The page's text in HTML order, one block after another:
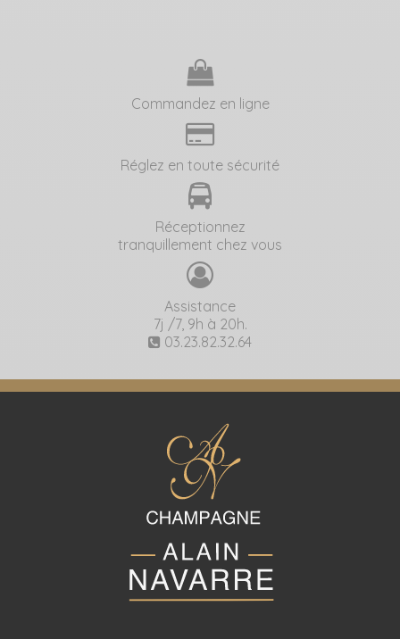
Commandez en ligne
Réglez en toute sécurité
Réceptionnez
tranquillement chez vous
Assistance
7j /7, 9h à 20h.
03.23.82.32.64